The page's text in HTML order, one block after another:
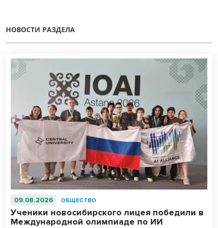
НОВОСТИ РАЗДЕЛА
09.08.2026 ОБЩЕСТВО
Ученики новосибирского лицея победили в
Международной олимпиаде по ИИ